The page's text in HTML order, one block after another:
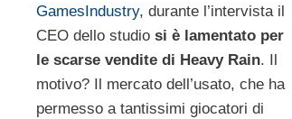
GamesIndustry, durante l’intervista il
CEO dello studio si è lamentato per
le scarse vendite di Heavy Rain. Il
motivo? Il mercato dell’usato, che ha
permesso a tantissimi giocatori di